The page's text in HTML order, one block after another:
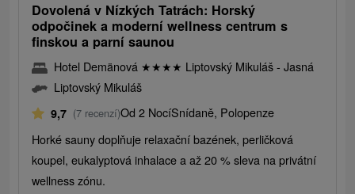
Dovolená v Nízkých Tatrách: Horský
odpočinek a moderní wellness centrum s
finskou a parní saunou
Hotel Demänová ★★★★ Liptovský Mikuláš - Jasná
Liptovský Mikuláš
9,7 (7 recenzí)Od 2 NocíSnídaně, Polopenze
Horké sauny doplňuje relaxační bazének, perličková
koupel, eukalyptová inhalace a až 20 % sleva na privátní
wellness zónu.